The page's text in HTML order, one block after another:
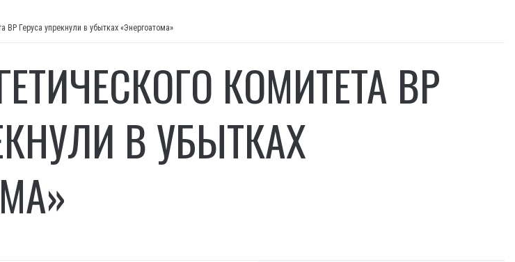
ВР Геруса упрекнули в убытках «Энергоатома»
КОМИТЕТА ВР
В УБЫТКАХ